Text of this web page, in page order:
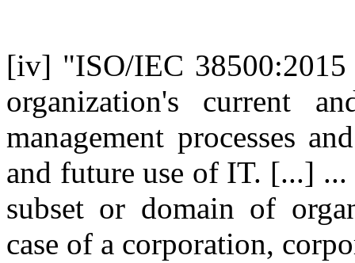
[iv] "ISO/IEC 38500:2015
organization's current
management processes
and future use of IT. [...] ...
subset or domain of
case of a corporation,